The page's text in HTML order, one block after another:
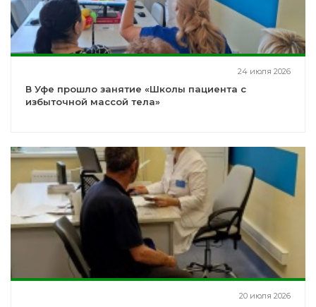
24 июля 2026
В Уфе прошло занятие «Школы пациента с
избыточной массой тела»
20 июля 2026